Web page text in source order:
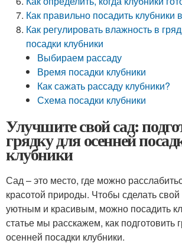
Как правильно посадить клубники
Как регулировать влажность в
посадки клубники
Выбираем рассаду
Время посадки клубники
Как сажать рассаду клубники?
Схема посадки клубники
Улучшите свой сад:
грядку для осенней
клубники
Сад – это место, где можно
красотой природы. Чтобы сделать
уютным и красивым, можно посадить
статье мы расскажем, как подготовить
осенней посадки клубники.